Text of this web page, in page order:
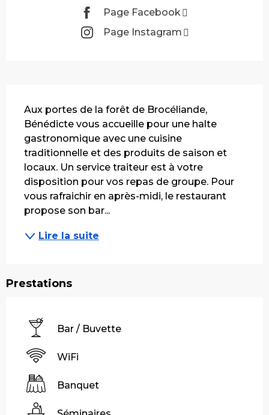
Page Facebook
Page Instagram
Aux portes de la forêt de Brocéliande,
Bénédicte vous accueille pour une halte
gastronomique avec une cuisine
traditionnelle et des produits de saison et
locaux. Un service traiteur est à votre
disposition pour vos repas de groupe. Pour
vous rafraichir en après-midi, le restaurant
propose son bar...
Lire la suite
Prestations
Bar / Buvette
WiFi
Banquet